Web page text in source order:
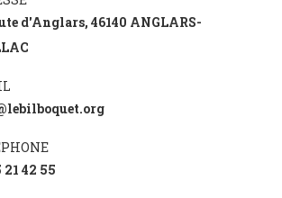
d'Anglars, 46140 ANGLARS-
21 42 55